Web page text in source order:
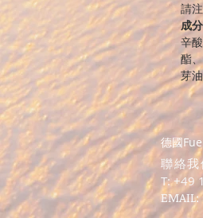
請
成
辛
酯
芽
聯絡
T: +49
EMAIL:
德國